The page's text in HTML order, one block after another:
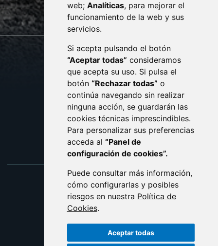
web; Analíticas, para mejorar el
funcionamiento de la web y sus
servicios.
Si acepta pulsando el botón
“Aceptar todas” consideramos
que acepta su uso. Si pulsa el
botón “Rechazar todas” o
continúa navegando sin realizar
ninguna acción, se guardarán las
cookies técnicas imprescindibles.
Para personalizar sus preferencias
acceda al “Panel de
configuración de cookies”.
Puede consultar más información,
cómo configurarlas y posibles
riesgos en nuestra Política de
Cookies.
Aceptar todas
monzon.es
CONTACTO
AVISO LEGAL
PROTECCIÓN DE DATOS
POLÍTICA DE COOKIES
ACCESIBILIDAD
ENLACE EXTERNO AL